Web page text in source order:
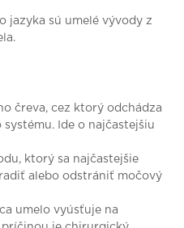
jazyka sú umelé vývody z
čreva, cez ktorý odchádza
Ide o najčastejšiu
ktorý sa najčastejšie
alebo odstrániť močový
umelo vyúsťuje na